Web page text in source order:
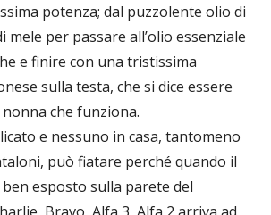
potenza; dal puzzolente olio di
mele per passare all’olio essenziale
e finire con una tristissima
sulla testa, che si dice essere
che funziona.
e nessuno in casa, tantomeno
può fiatare perché quando il
esposto sulla parete del